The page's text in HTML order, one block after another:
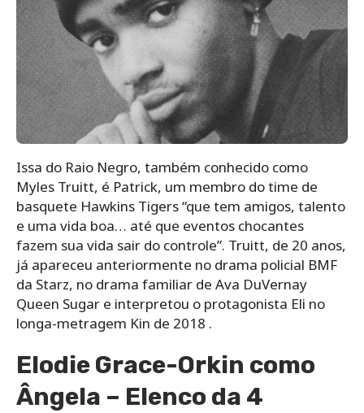
Issa do Raio Negro, também conhecido como
Myles Truitt, é Patrick, um membro do time de
basquete Hawkins Tigers “que tem amigos, talento
e uma vida boa… até que eventos chocantes
fazem sua vida sair do controle”. Truitt, de 20 anos,
já apareceu anteriormente no drama policial BMF
da Starz, no drama familiar de Ava DuVernay
Queen Sugar e interpretou o protagonista Eli no
longa-metragem Kin de 2018 .
Elodie Grace-Orkin como
Ângela – Elenco da 4